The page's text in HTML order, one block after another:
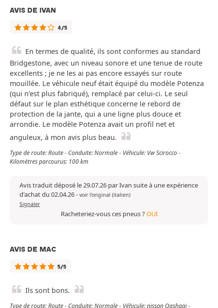
AVIS DE IVAN
4/5
En termes de qualité, ils sont conformes au standard
Bridgestone, avec un niveau sonore et une tenue de route
excellents ; je ne les ai pas encore essayés sur route
mouillée. Le véhicule neuf était équipé du modèle Potenza
(qui n’est plus fabriqué), remplacé par celui-ci. Le seul
défaut sur le plan esthétique concerne le rebord de
protection de la jante, qui a une ligne plus douce et
arrondie. Le modèle Potenza avait un profil net et
anguleux, à mon avis plus beau.
Type de route: Route - Conduite: Normale - Véhicule: Vw Scirocco -
Kilomètres parcourus: 100 km
Avis traduit déposé le 29.07.26 par Ivan suite à une expérience
d'achat du 02.04.26- voir l'original (italien)
Signaler
Racheteriez-vous ces pneus ?OUI
AVIS DE MAC
5/5
Ils sont bons.
Type de route: Route - Conduite: Normale - Véhicule: nissan Qashqai -